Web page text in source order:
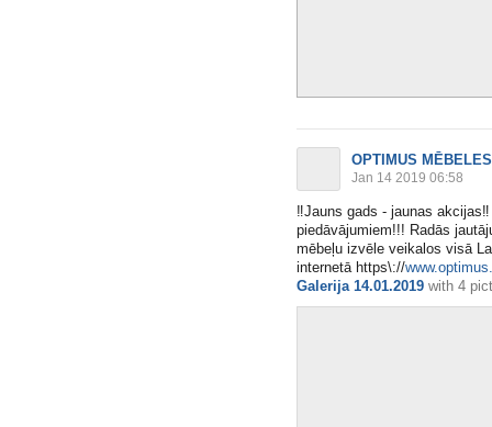
OPTIMUS MĒBELES
Jan 14 2019 06:58
‼️Jauns gads - jaunas akcijas‼️
piedāvājumiem!!! Radās
mēbeļu izvēle veikalos visā
internetā https\://
Galerija 14.01.2019 with 4